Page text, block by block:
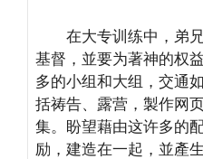
在大专训练中，弟兄
基督，並要为著神的权
多的小组和大组，交通
括祷告、露营，製作网
集。盼望藉由这许多的
励，建造在一起，並產